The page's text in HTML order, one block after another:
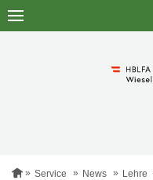
Zum
S
Service News Lehre